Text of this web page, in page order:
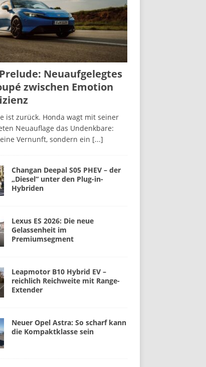
Neuaufgelegtes
zwischen Emotion
ist zurück. Honda wagt mit seiner
Neuauflage das Undenkbare:
Vernunft, sondern ein [...]
Changan Deepal S05 PHEV – der
„Diesel“ unter den Plug-in-
Hybriden
Lexus ES 2026: Die neue
Gelassenheit im
Premiumsegment
Leapmotor B10 Hybrid EV –
reichlich Reichweite mit Range-
Extender
Neuer Opel Astra: So scharf kann
die Kompaktklasse sein